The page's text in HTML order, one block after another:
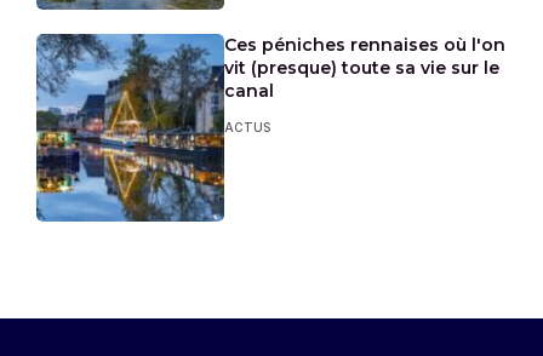
Ces péniches rennaises où l'on
vit (presque) toute sa vie sur le
canal
ACTUS